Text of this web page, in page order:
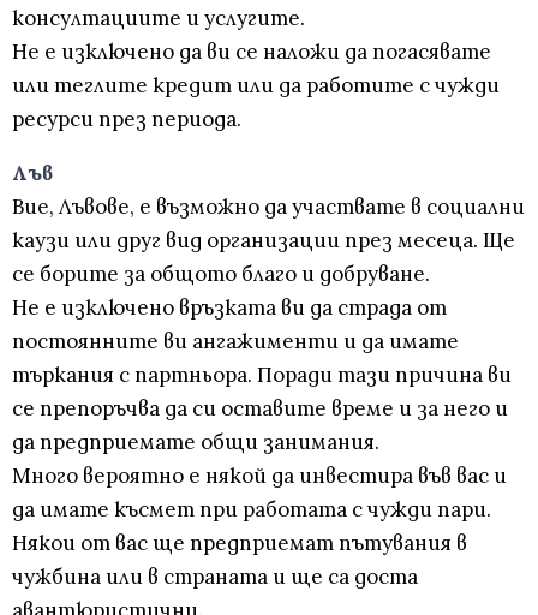
консултациите и услугите.
Не е изключено да ви се наложи да погасявате
или теглите кредит или да работите с чужди
ресурси през периода.
Лъв
Вие, Лъвове, е възможно да участвате в социални
каузи или друг вид организации през месеца. Ще
се борите за общото благо и добруване.
Не е изключено връзката ви да страда от
постоянните ви ангажименти и да имате
търкания с партньора. Поради тази причина ви
се препоръчва да си оставите време и за него и
да предприемате общи занимания.
Много вероятно е някой да инвестира във вас и
да имате късмет при работата с чужди пари.
Някои от вас ще предприемат пътувания в
чужбина или в страната и ще са доста